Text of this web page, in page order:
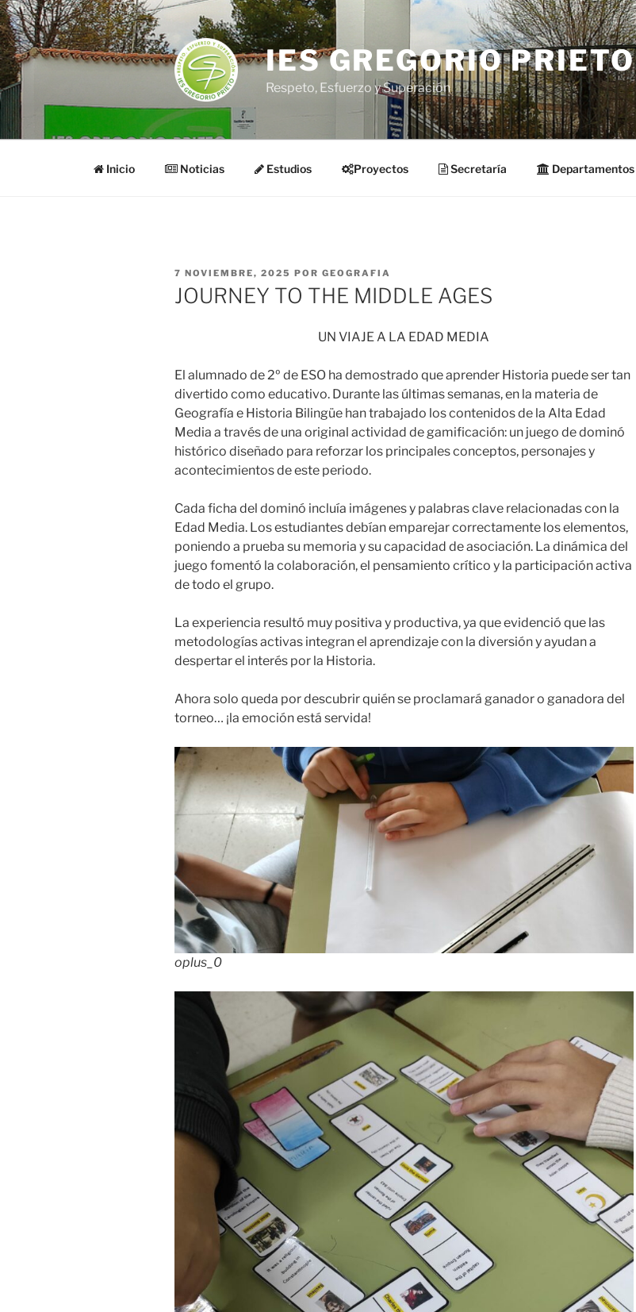
Saltar
al
contenido
IES GREGORIO PRIETO
Respeto, Esfuerzo y Superación
Inicio Noticias Estudios Proyectos Secretaría Departamentos
PUBLICADO
EL
7 NOVIEMBRE, 2025 POR GEOGRAFIA
JOURNEY TO THE MIDDLE AGES
UN VIAJE A LA EDAD MEDIA
El alumnado de 2º de ESO ha demostrado que aprender Historia puede ser tan
divertido como educativo. Durante las últimas semanas, en la materia de
Geografía e Historia Bilingüe han trabajado los contenidos de la Alta Edad
Media a través de una original actividad de gamificación: un juego de dominó
histórico diseñado para reforzar los principales conceptos, personajes y
acontecimientos de este periodo.
Cada ficha del dominó incluía imágenes y palabras clave relacionadas con la
Edad Media. Los estudiantes debían emparejar correctamente los elementos,
poniendo a prueba su memoria y su capacidad de asociación. La dinámica del
juego fomentó la colaboración, el pensamiento crítico y la participación activa
de todo el grupo.
La experiencia resultó muy positiva y productiva, ya que evidenció que las
metodologías activas integran el aprendizaje con la diversión y ayudan a
despertar el interés por la Historia.
Ahora solo queda por descubrir quién se proclamará ganador o ganadora del
torneo… ¡la emoción está servida!
oplus_0